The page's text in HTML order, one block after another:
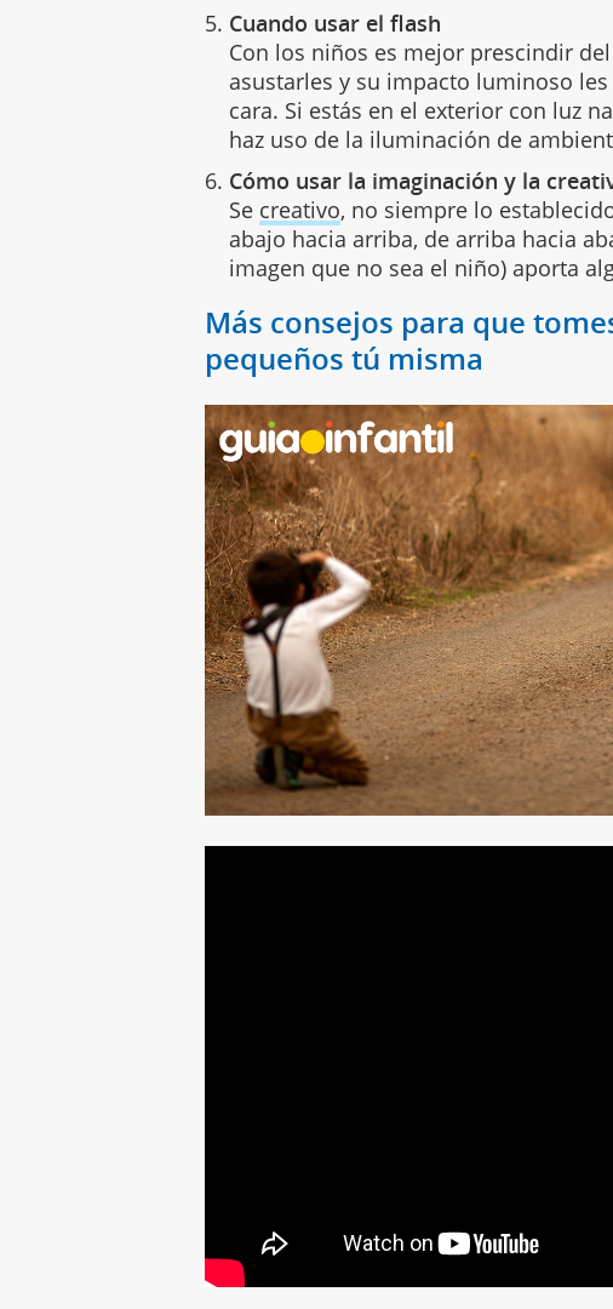
Cuando usar el flash
Con los niños es mejor prescindir
asustarles y su impacto luminoso
cara. Si estás en el exterior con luz
haz uso de la iluminación de
Cómo usar la imaginación y la
Se creativo, no siempre lo
abajo hacia arriba, de arriba hacia
imagen que no sea el niño) aporta
Más consejos para que
pequeños tú misma